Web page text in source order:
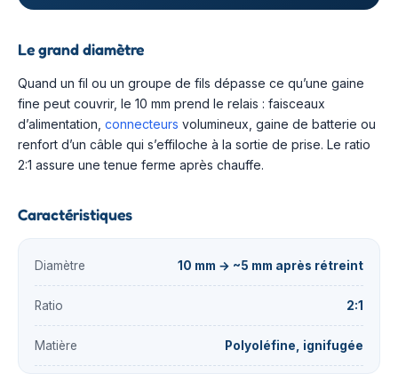
Le grand diamètre
Quand un fil ou un groupe de fils dépasse ce qu’une gaine
fine peut couvrir, le 10 mm prend le relais : faisceaux
d’alimentation, connecteurs volumineux, gaine de batterie ou
renfort d’un câble qui s’effiloche à la sortie de prise. Le ratio
2:1 assure une tenue ferme après chauffe.
Caractéristiques
Diamètre 10 mm → ~5 mm après rétreint
Ratio 2:1
Matière Polyoléfine, ignifugée